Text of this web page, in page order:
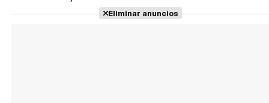
Eliminar anuncios